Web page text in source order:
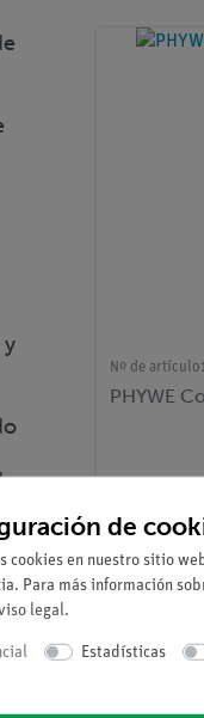
y
Nº de artículo
PHYWE
de
cookies en nuestro sitio
Para más información
legal.
Estadísticas